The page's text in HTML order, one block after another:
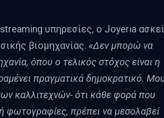
υπηρεσίες, ο Joyeria ασκεί
βιομηχανίας. «Δεν μπορώ να
όπου ο τελικός στόχος είναι η
πραγματικά δημοκρατικό.
καλλιτεχνών- ότι κάθε φορά που
φωτογραφίες, πρέπει να μεσολαβεί